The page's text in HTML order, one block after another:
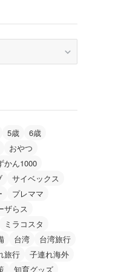
5歳
6歳
おやつ
かん1000
サイベックス
プレママ
ザらス
ミラコスタ
台湾
台湾旅行
旅行
子連れ海外
知育グッズ